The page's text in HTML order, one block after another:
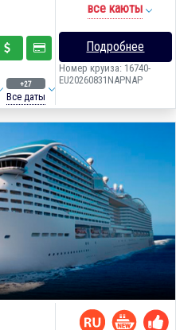
+27
Все даты
все каюты
Подробнее
Номер круиза: 16740-
EU20260831NAPNAP